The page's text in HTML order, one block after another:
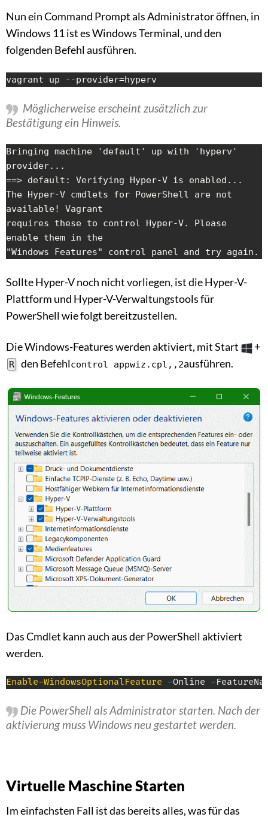
Nun ein Command Prompt als Administrator öffnen, in
Windows 11 ist es Windows Terminal, und den
folgenden Befehl ausführen.
vagrant up --provider=hyperv
Möglicherweise erscheint zusätzlich zur
Bestätigung ein Hinweis.
Bringing machine 'default' up with 'hyperv'
provider...
==> default: Verifying Hyper-V is enabled...
The Hyper-V cmdlets for PowerShell are not
available! Vagrant
requires these to control Hyper-V. Please
enable them in the
"Windows Features" control panel and try again.
Sollte Hyper-V noch nicht vorliegen, ist die Hyper-V-
Plattform und Hyper-V-Verwaltungstools für
PowerShell wie folgt bereitzustellen.
Die Windows-Features werden aktiviert, mit Start +
R den Befehlcontrol appwiz.cpl,,2ausführen.
Das Cmdlet kann auch aus der PowerShell aktiviert
werden.
Enable-WindowsOptionalFeature -Online -
Die PowerShell als Administrator starten. Nach der
aktivierung muss Windows neu gestartet werden.
Virtuelle Maschine Starten
Im einfachsten Fall ist das bereits alles, was für das